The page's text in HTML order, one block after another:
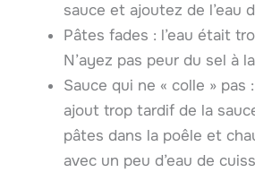
sauce et ajoutez de l’eau
Pâtes fades : l’eau était
N’ayez pas peur du sel à
Sauce qui ne « colle » pas
ajout trop tardif de la
pâtes dans la poêle et
avec un peu d’eau de